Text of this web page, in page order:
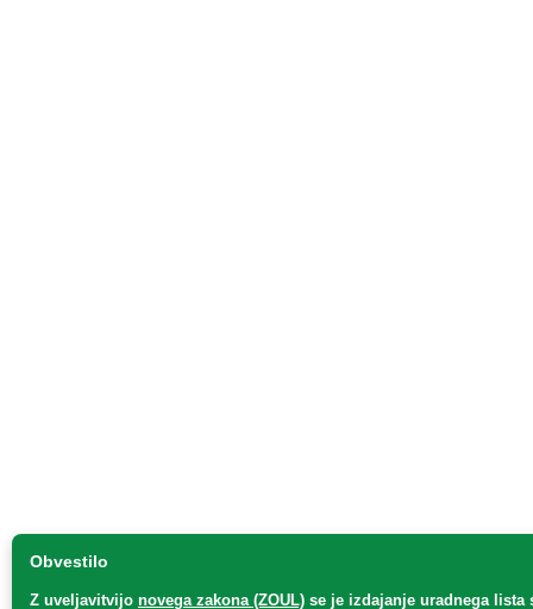
Obvestilo
Z uveljavitvijo novega zakona (ZOUL) se je izdajanje uradnega lista